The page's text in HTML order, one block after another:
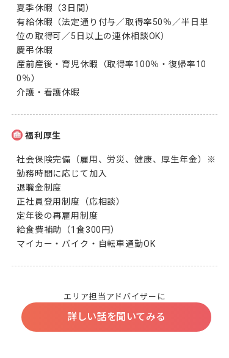
夏季休暇（3日間）
有給休暇（法定通り付与／取得率50％／半日単
位の取得可／5日以上の連休相談OK）
慶弔休暇
産前産後・育児休暇（取得率100％・復帰率10
0％）
介護・看護休暇
福利厚生
社会保険完備（雇用、労災、健康、厚生年金）※
勤務時間に応じて加入
退職金制度
正社員登用制度（応相談）
定年後の再雇用制度
給食費補助（1食300円）
マイカー・バイク・自転車通勤OK
エリア担当アドバイザーに
詳しい話を聞いてみる